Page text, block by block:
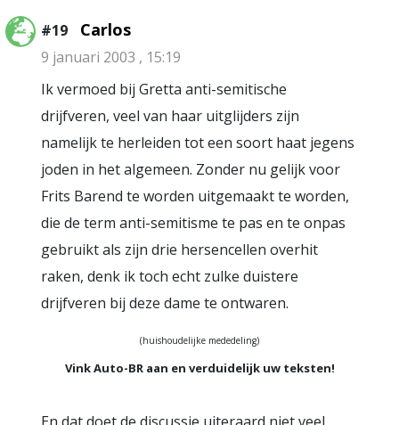
#19 Carlos
9 januari 2003 , 15:19
Ik vermoed bij Gretta anti-semitische
drijfveren, veel van haar uitglijders zijn
namelijk te herleiden tot een soort haat jegens
joden in het algemeen. Zonder nu gelijk voor
Frits Barend te worden uitgemaakt te worden,
die de term anti-semitisme te pas en te onpas
gebruikt als zijn drie hersencellen overhit
raken, denk ik toch echt zulke duistere
drijfveren bij deze dame te ontwaren.
(huishoudelijke mededeling)
Vink Auto-BR aan en verduidelijk uw teksten!